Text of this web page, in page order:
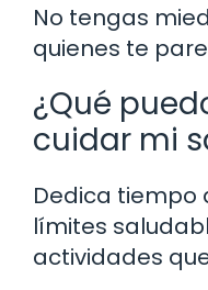
No tengas
quienes te
¿Qué
cuidar mi
Dedica tiempo
límites
actividades